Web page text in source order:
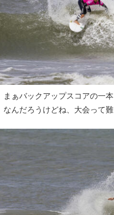
まぁバックアップスコアの一
なんだろうけどね、大会って難